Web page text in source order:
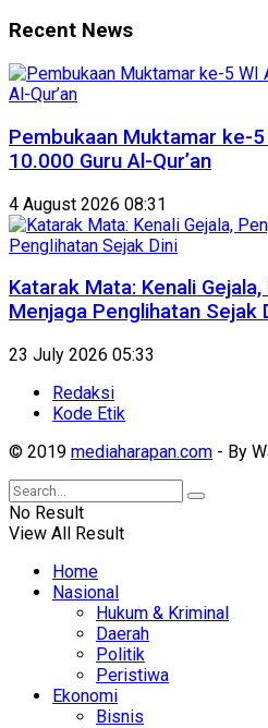
Recent News
Pembukaan Muktamar ke-5
10.000 Guru Al-Qur’an
4 August 2026 08:31
Katarak Mata: Kenali
Menjaga Penglihatan Sejak
23 July 2026 05:33
Redaksi
Kode Etik
© 2019 mediaharapan.com - By
No Result
View All Result
Home
Nasional
Hukum & Kriminal
Daerah
Politik
Peristiwa
Ekonomi
Bisnis